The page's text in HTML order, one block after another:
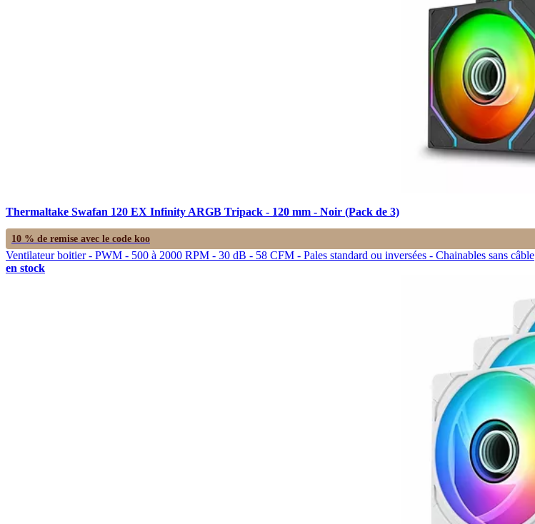
Thermaltake Swafan 120 EX Infinity ARGB Tripack - 120 mm - Noir (Pack de 3)
10 % de remise avec le code koo
Ventilateur boitier - PWM - 500 à 2000 RPM - 30 dB - 58 CFM - Pales standard ou inversées - Chainables sans câble
en stock